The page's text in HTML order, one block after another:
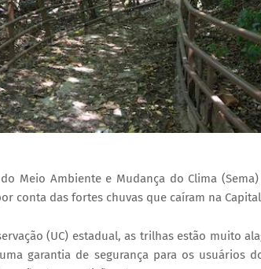
Meio Ambiente e Mudança do Clima
conta das fortes chuvas que caíram na
(UC) estadual, as trilhas estão muito
garantia de segurança para os usuários